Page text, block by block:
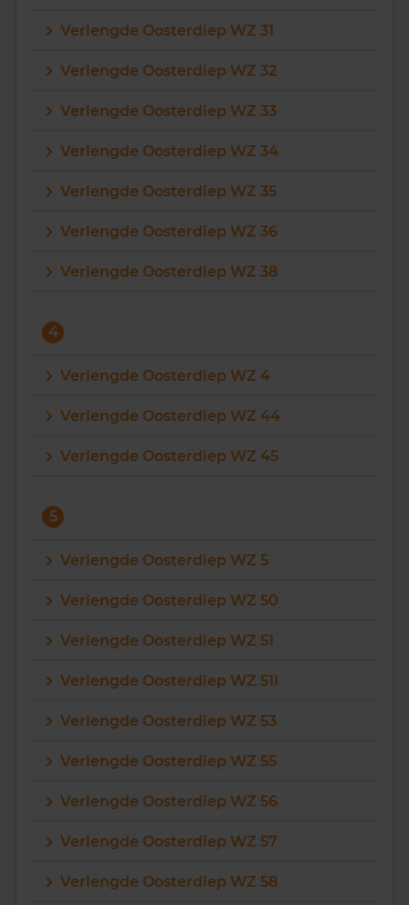
Verlengde Oosterdiep WZ 31
Verlengde Oosterdiep WZ 32
Verlengde Oosterdiep WZ 33
Verlengde Oosterdiep WZ 34
Verlengde Oosterdiep WZ 35
Verlengde Oosterdiep WZ 36
Verlengde Oosterdiep WZ 38
4
Verlengde Oosterdiep WZ 4
Verlengde Oosterdiep WZ 44
Verlengde Oosterdiep WZ 45
5
Verlengde Oosterdiep WZ 5
Verlengde Oosterdiep WZ 50
Verlengde Oosterdiep WZ 51
Verlengde Oosterdiep WZ 51I
Verlengde Oosterdiep WZ 53
Verlengde Oosterdiep WZ 55
Verlengde Oosterdiep WZ 56
Verlengde Oosterdiep WZ 57
Verlengde Oosterdiep WZ 58